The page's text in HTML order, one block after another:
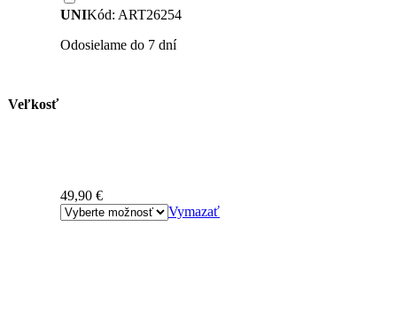
Veľkosť
UNIKód: ART26254
Odosielame do 7 dní
49,90 €
Vymazať